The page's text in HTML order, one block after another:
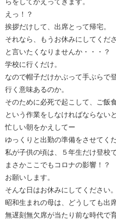
えっ！？
挨拶だけして、出席とって帰宅。
それなら、もうお休みにしてくだ
と言いたくなりませんか・・・？
学校に行くだけ。
なので帽子だけかぶって手ぶらで登
行く意味あるのか。
そのために必死で起こして、ご飯
という作業をしなければならない
忙しい朝をかえしてー
ゆっくりと出勤の準備をさせてくだ
私が子供の頃は、５年生だけ登校
まさかここでもコロナの影響！？
お願いします。
そんな日はお休みにしてください。
昭和生まれの母は、どうしても出
無遅刻無欠席が当たり前な時代で